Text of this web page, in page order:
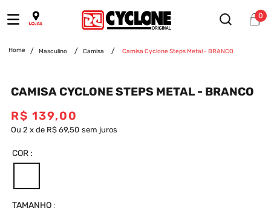
0
Masculino Camisa Camisa Cyclone Steps Metal - BRANCO
CAMISA CYCLONE STEPS METAL - BRANCO
R$ 139,00
Ou 2 x de R$ 69,50 sem juros
COR
TAMANHO